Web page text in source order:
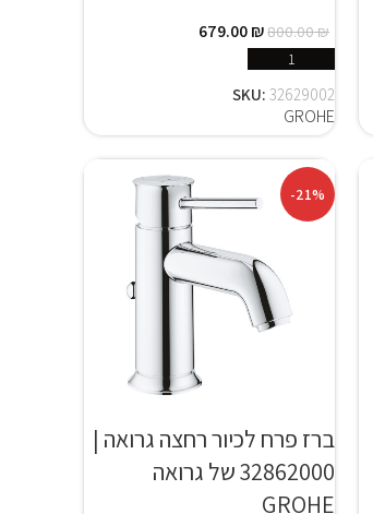
GROHE
800.00₪
679.00₪
SKU:32629002
-21%
ברז פרח לכיור רחצה גרואה |
32862000 של גרואה
GROHE